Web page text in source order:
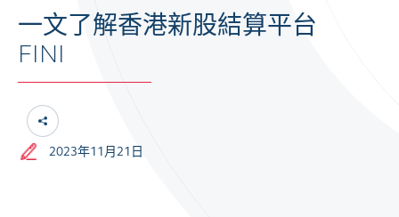
一文了解香港新股結算平台
FINI
2023年11月21日